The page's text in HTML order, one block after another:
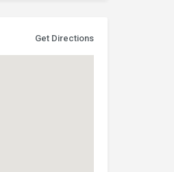
Get Directions